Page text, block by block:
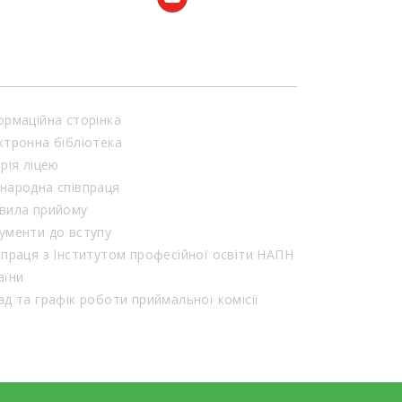
сторінка
бібліотека
ліцею
співпраця
прийому
до вступу
з Інститутом професійної освіти НАПН
Склад та графік роботи приймальної комісії